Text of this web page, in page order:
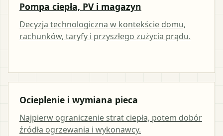
Pompa ciepła, PV i magazyn
Decyzja technologiczna w kontekście domu,
rachunków, taryfy i przyszłego zużycia prądu.
Ocieplenie i wymiana pieca
Najpierw ograniczenie strat ciepła, potem dobór
źródła ogrzewania i wykonawcy.